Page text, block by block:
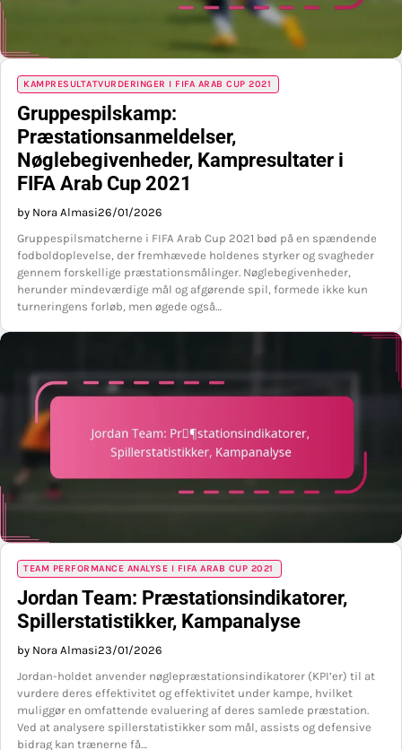
KAMPRESULTATVURDERINGER I FIFA ARAB CUP 2021
Gruppespilskamp:
Præstationsanmeldelser,
Nøglebegivenheder, Kampresultater i
FIFA Arab Cup 2021
by Nora Almasi26/01/2026
Gruppespilsmatcherne i FIFA Arab Cup 2021 bød på en spændende
fodboldoplevelse, der fremhævede holdenes styrker og svagheder
gennem forskellige præstationsmålinger. Nøglebegivenheder,
herunder mindeværdige mål og afgørende spil, formede ikke kun
turneringens forløb, men øgede også…
TEAM PERFORMANCE ANALYSE I FIFA ARAB CUP 2021
Jordan Team: Præstationsindikatorer,
Spillerstatistikker, Kampanalyse
by Nora Almasi23/01/2026
Jordan-holdet anvender nøglepræstationsindikatorer (KPI’er) til at
vurdere deres effektivitet og effektivitet under kampe, hvilket
muliggør en omfattende evaluering af deres samlede præstation.
Ved at analysere spillerstatistikker som mål, assists og defensive
bidrag kan trænerne få…